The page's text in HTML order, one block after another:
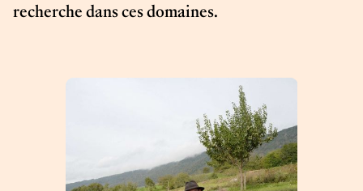
recherche dans ces domaines.